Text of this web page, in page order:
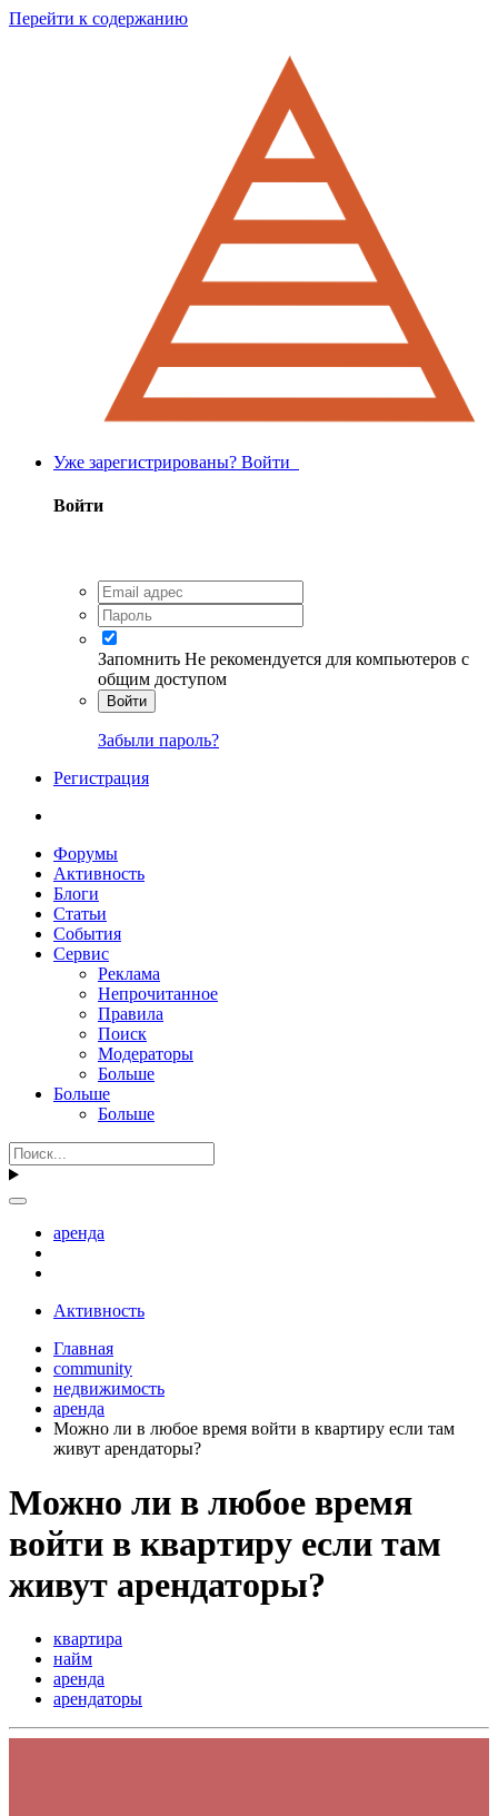
Перейти к содержанию
Уже зарегистрированы? Войти
Войти
Запомнить Не рекомендуется для компьютеров с
общим доступом
Войти
Забыли пароль?
Регистрация
Форумы
Активность
Блоги
Статьи
События
Сервис
Реклама
Непрочитанное
Правила
Поиск
Модераторы
Больше
Больше
Больше
аренда
Активность
Главная
community
недвижимость
аренда
Можно ли в любое время войти в квартиру если там
живут арендаторы?
Можно ли в любое время
войти в квартиру если там
живут арендаторы?
квартира
найм
аренда
арендаторы